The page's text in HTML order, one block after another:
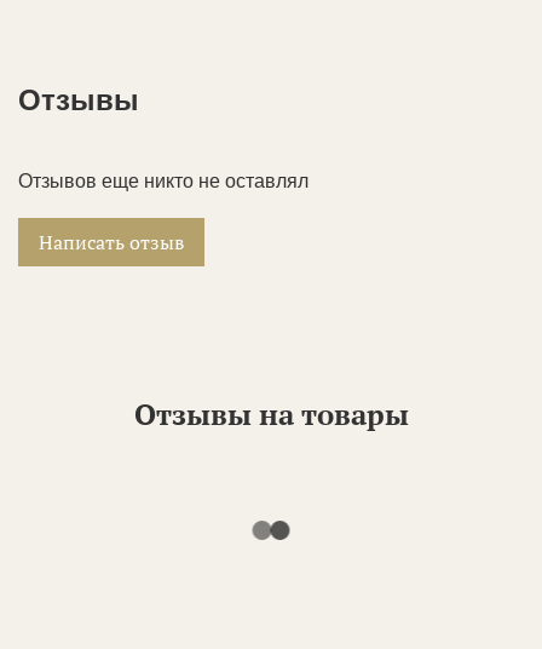
Отзывы
Отзывов еще никто не оставлял
Написать отзыв
Отзывы на товары